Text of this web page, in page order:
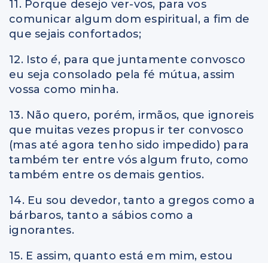
11. Porque desejo ver-vos, para vos
comunicar algum dom espiritual, a fim de
que sejais confortados;
12. Istoé, para que juntamente convosco
eu seja consolado pela fé mútua, assim
vossa como minha.
13. Não quero, porém, irmãos, que ignoreis
que muitas vezes propus ir ter convosco
(mas até agora tenho sido impedido) para
também ter entre vós algum fruto, como
também entre os demais gentios.
14. Eu sou devedor, tanto a gregos como a
bárbaros, tanto a sábios como a
ignorantes.
15. E assim, quanto está em mim, estou